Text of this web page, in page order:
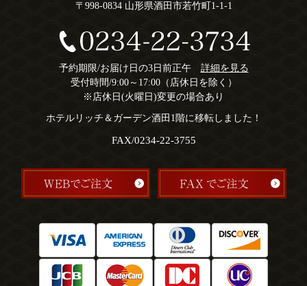
〒998-0834 山形県酒田市若竹町1-1-1
予約期限/お届け日の3日前正午 詳細を見る
受付時間/9:00～17:00（店休日を除く）
※店休日(火曜日)変更の場合あり
ホテルリッチ＆ガーデン酒田1階に移転しました！
FAX/0234-22-3755